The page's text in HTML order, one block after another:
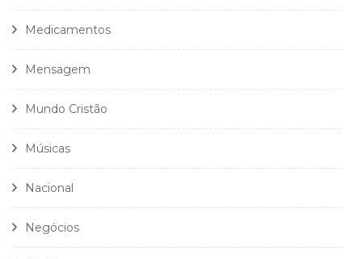
Medicamentos
Mensagem
Mundo Cristão
Músicas
Nacional
Negócios